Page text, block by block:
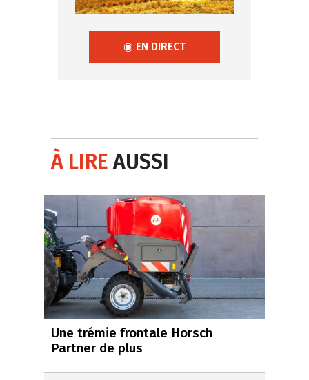
◉ EN DIRECT
À LIREAUSSI
Une trémie frontale Horsch
Partner de plus